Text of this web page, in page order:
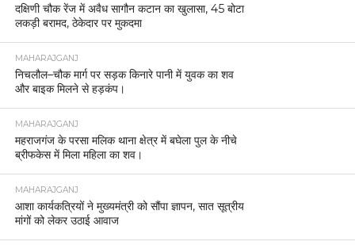
दक्षिणी चौक रेंज में अवैध सागौन कटान का खुलासा, 45 बोटा
लकड़ी बरामद, ठेकेदार पर मुकदमा
MAHARAJGANJ
निचलौल–चौक मार्ग पर सड़क किनारे पानी में युवक का शव
और बाइक मिलने से हड़कंप।
MAHARAJGANJ
महराजगंज के परसा मलिक थाना क्षेत्र में बघेला पुल के नीचे
ब्रीफकेस में मिला महिला का शव।
MAHARAJGANJ
आशा कार्यकत्रियों ने मुख्यमंत्री को सौंपा ज्ञापन, सात सूत्रीय
मांगों को लेकर उठाई आवाज